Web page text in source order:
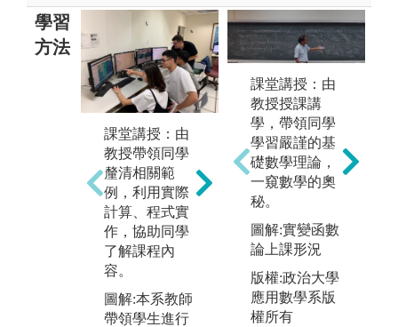
學習
方法
課堂講授：由
教授帶領同學
釐清相關範
例，利用實際
計算、程式實
作，協助同學
了解課程內
容。
圖解:本系教師
帶領學生進行
團隊學習：課
程設計上將刻
意讓同學有機
會有多次的分
組合作機會，
進而學習與人
合作的模式。
測量學、航空
攝影測量學、
地籍測量等課
課堂講授：由
教授授課講
學，帶領同學
學習嚴謹的基
礎數學理論，
一窺數學的奧
秘。
圖解:實變函數
論上課形況
版權:政治大學
應用數學系版
權所有